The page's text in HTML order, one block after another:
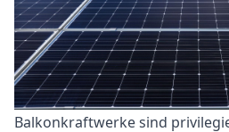
Balkonkraftwerke sind